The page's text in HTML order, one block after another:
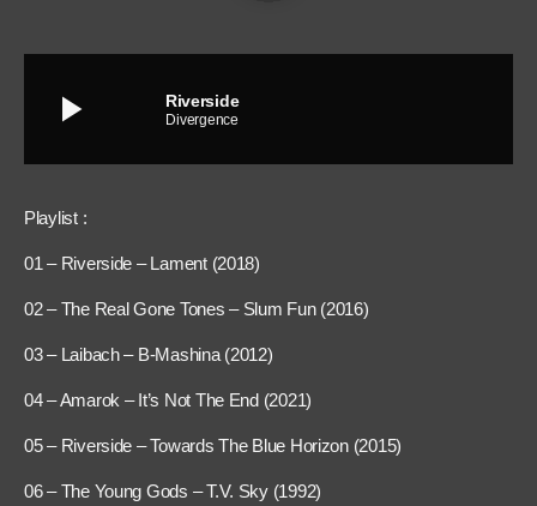
play_arrow Riverside
Divergence
Playlist :
01 – Riverside – Lament (2018)
02 – The Real Gone Tones – Slum Fun (2016)
03 – Laibach – B-Mashina (2012)
04 – Amarok – It’s Not The End (2021)
05 – Riverside – Towards The Blue Horizon (2015)
06 – The Young Gods – T.V. Sky (1992)